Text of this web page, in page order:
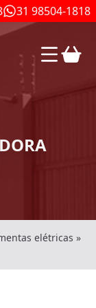
31 98504-1818
elétricas »